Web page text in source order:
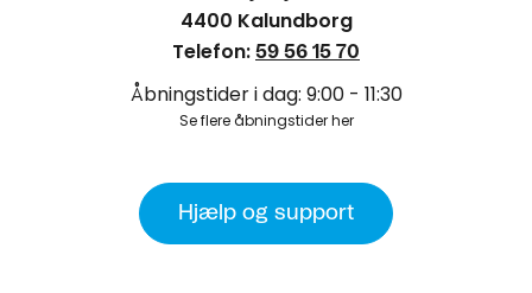
4400 Kalundborg
Telefon: 59 56 15 70
Åbningstider i dag: 9:00 - 11:30
Se flere åbningstider her
Hjælp og support